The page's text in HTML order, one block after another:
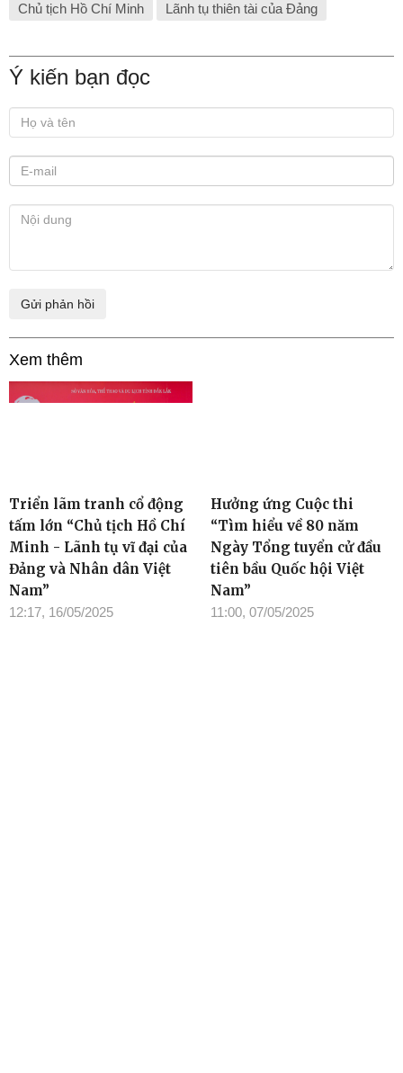
Chủ tịch Hồ Chí Minh Lãnh tụ thiên tài của Đảng
Ý kiến bạn đọc
Xem thêm
Triển lãm tranh cổ động
tấm lớn “Chủ tịch Hồ Chí
Minh - Lãnh tụ vĩ đại của
Đảng và Nhân dân Việt
Nam”
12:17, 16/05/2025
Hưởng ứng Cuộc thi
“Tìm hiểu về 80 năm
Ngày Tổng tuyển cử đầu
tiên bầu Quốc hội Việt
Nam”
11:00, 07/05/2025